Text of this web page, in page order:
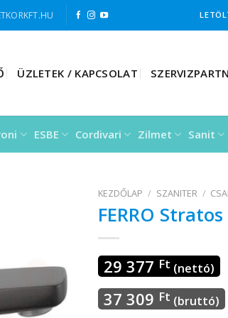
ÜZLETEK / KAPCSOLAT
ESBE Cordivari Zilmet Sanit
KEZDŐLAP / SZANITER /
FERRO
29 377 Ft (nettó)
37 309 Ft (bruttó)